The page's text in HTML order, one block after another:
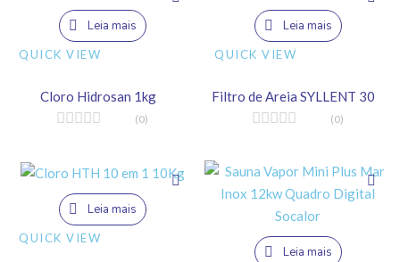
Leia mais
QUICK VIEW
Cloro Hidrosan 1kg
(0)
Leia mais
QUICK VIEW
Filtro de Areia SYLLENT 30
(0)
Leia mais
QUICK VIEW
Leia mais